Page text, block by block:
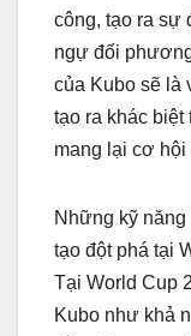
công, tạo ra sự
ngự đối
của Kubo sẽ là
tạo ra khác biệt
mang lại cơ hội
Những kỹ
tạo đột phá tại
Tại World Cup
Kubo như khả